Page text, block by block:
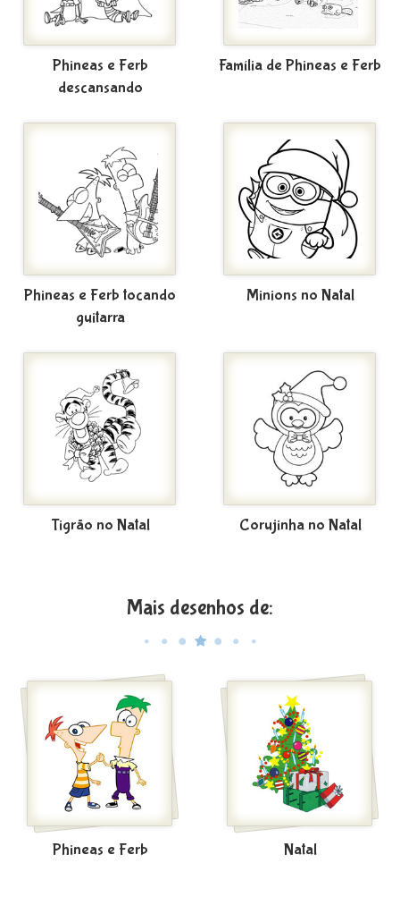
Phineas e Ferb
descansando
Família de Phineas e Ferb
Phineas e Ferb tocando
guitarra
Minions no Natal
Tigrão no Natal Corujinha no Natal
Mais desenhos de:
Phineas e Ferb Natal